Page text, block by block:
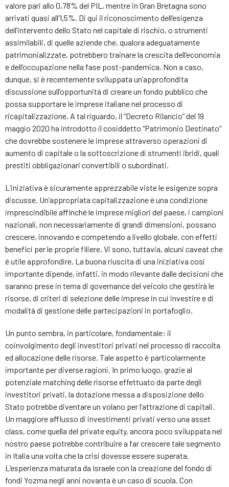
valore pari allo 0,78% del PIL, mentre in Gran Bretagna sono
arrivati quasi all’1,5%. Di qui il riconoscimento dell’esigenza
dell’intervento dello Stato nel capitale di rischio, o strumenti
assimilabili, di quelle aziende che, qualora adeguatamente
patrimonializzate, potrebbero trainare la crescita dell’economia
e dell’occupazione nella fase post-pandemica. Non a caso,
dunque, si è recentemente sviluppata un’approfondita
discussione sull’opportunità di creare un fondo pubblico che
possa supportare le imprese italiane nel processo di
ricapitalizzazione. A tal riguardo, il “Decreto Rilancio” del 19
maggio 2020 ha introdotto il cosiddetto “Patrimonio Destinato”
che dovrebbe sostenere le imprese attraverso operazioni di
aumento di capitale o la sottoscrizione di strumenti ibridi, quali
prestiti obbligazionari convertibili o subordinati.
L’iniziativa è sicuramente apprezzabile viste le esigenze sopra
discusse. Un’appropriata capitalizzazione è una condizione
imprescindibile affinché le imprese migliori del paese, i campioni
nazionali, non necessariamente di grandi dimensioni, possano
crescere, innovando e competendo a livello globale, con effetti
benefici per le proprie filiere. Vi sono, tuttavia, alcuni caveat che
è utile approfondire. La buona riuscita di una iniziativa così
importante dipende, infatti, in modo rilevante dalle decisioni che
saranno prese in tema di governance del veicolo che gestirà le
risorse, di criteri di selezione delle imprese in cui investire e di
modalità di gestione delle partecipazioni in portafoglio.
Un punto sembra, in particolare, fondamentale: il
coinvolgimento degli investitori privati nel processo di raccolta
ed allocazione delle risorse. Tale aspetto è particolarmente
importante per diverse ragioni. In primo luogo, grazie al
potenziale matching delle risorse effettuato da parte degli
investitori privati, la dotazione messa a disposizione dello
Stato potrebbe diventare un volano per l’attrazione di capitali.
Un maggiore afflusso di investimenti privati verso una asset
class, come quella del private equity, ancora poco sviluppata nel
nostro paese potrebbe contribuire a far crescere tale segmento
in Italia una volta che la crisi dovesse essere superata.
L’esperienza maturata da Israele con la creazione del fondo di
fondi Yozma negli anni novanta è un caso di scuola. Con